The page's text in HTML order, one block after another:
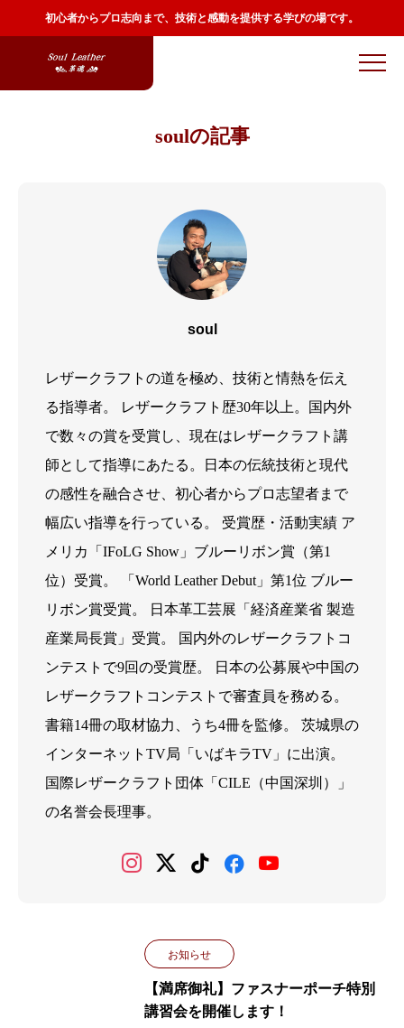
初心者からプロ志向まで、技術と感動を提供する学びの場です。
soulの記事
soul
レザークラフトの道を極め、技術と情熱を伝え
る指導者。 レザークラフト歴30年以上。国内外
で数々の賞を受賞し、現在はレザークラフト講
師として指導にあたる。日本の伝統技術と現代
の感性を融合させ、初心者からプロ志望者まで
幅広い指導を行っている。 受賞歴・活動実績 ア
メリカ「IFoLG Show」ブルーリボン賞（第1
位）受賞。 「World Leather Debut」第1位 ブルー
リボン賞受賞。 日本革工芸展「経済産業省 製造
産業局長賞」受賞。 国内外のレザークラフトコ
ンテストで9回の受賞歴。 日本の公募展や中国の
レザークラフトコンテストで審査員を務める。
書籍14冊の取材協力、うち4冊を監修。 茨城県の
インターネットTV局「いばキラTV」に出演。
国際レザークラフト団体「CILE（中国深圳）」
の名誉会長理事。
お知らせ
【満席御礼】ファスナーポーチ特別
講習会を開催します！